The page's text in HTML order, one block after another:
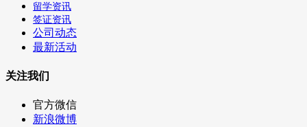
留学资讯
签证资讯
公司动态
最新活动
关注我们
官方微信
新浪微博